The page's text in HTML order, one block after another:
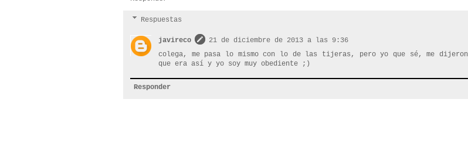
Respuestas
javireco
21 de diciembre de 2013 a las 9:36
colega, me pasa lo mismo con lo de las tijeras, pero yo que sé, me dijeron
que era así y yo soy muy obediente ;)
Responder